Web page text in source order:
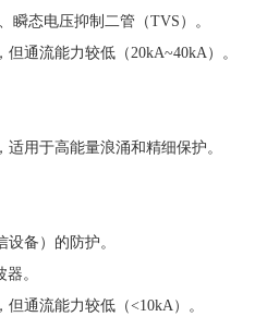
瞬态电压抑制二管（TVS）。
但通流能力较低（20kA~40kA）。
用于高能量浪涌和精细保护。
备）的防护。
。
但通流能力较低（<10kA）。